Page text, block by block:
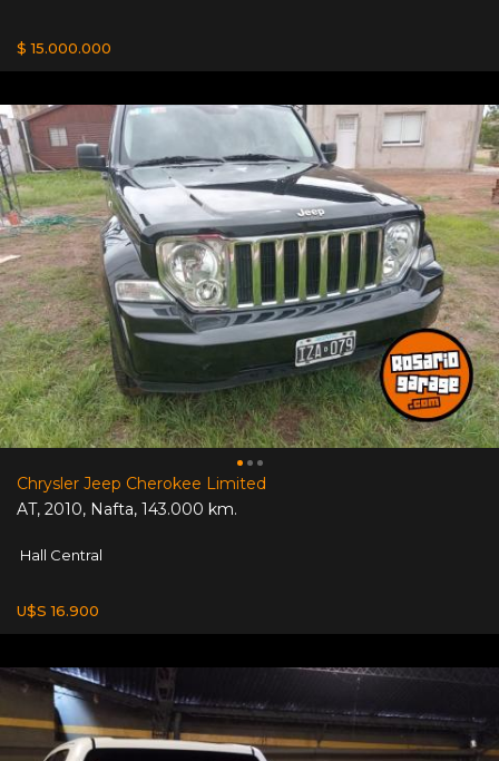
$ 15.000.000
Chrysler Jeep Cherokee Limited
AT, 2010, Nafta, 143.000 km.
Hall Central
U$S 16.900